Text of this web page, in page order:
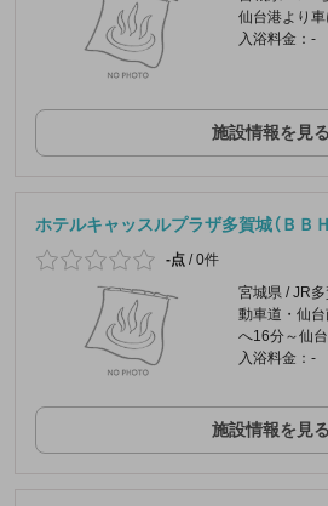
仙台港より
入浴料金：-
施設情報を見る
ホテルキャッスルプラザ多賀城（ＢＢ
-点 /0件
宮城県 / JR
動車道・仙
へ16分～仙
入浴料金：-
施設情報を見る